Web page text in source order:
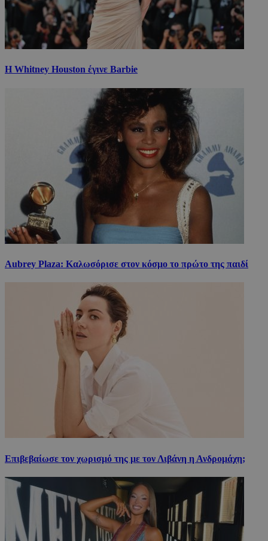
Η Whitney Houston έγινε Barbie
Aubrey Plaza: Καλωσόρισε στον κόσμο το πρώτο της παιδί
Επιβεβαίωσε τον χωρισμό της με τον Λιβάνη η Ανδρομάχη;